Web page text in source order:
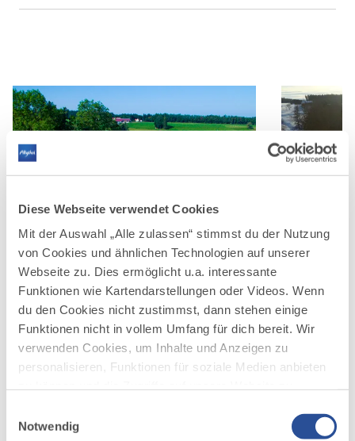
Diese Webseite verwendet Cookies
Mit der Auswahl „Alle zulassen“ stimmst du der Nutzung
von Cookies und ähnlichen Technologien auf unserer
Webseite zu. Dies ermöglicht u.a. interessante
Funktionen wie Kartendarstellungen oder Videos. Wenn
du den Cookies nicht zustimmst, dann stehen einige
Funktionen nicht in vollem Umfang für dich bereit. Wir
verwenden Cookies, um Inhalte und Anzeigen zu
personalisieren, Funktionen für soziale Medien anbieten
deiner Verwendung unserer Website an unsere Partner
Notwendig
©
Oberservatorium für volksbildende Himmelskunde
©